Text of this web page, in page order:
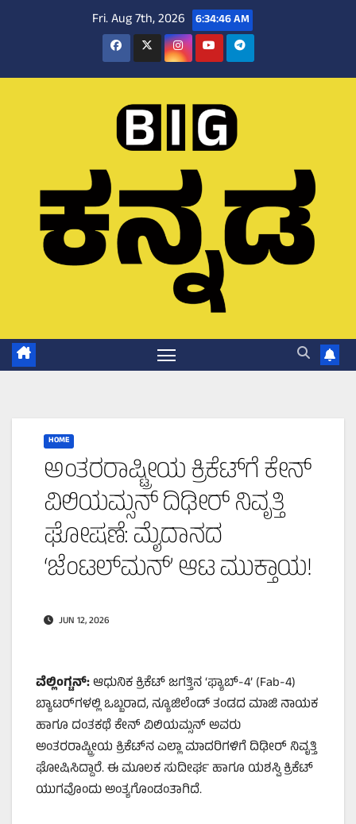
Fri. Aug 7th, 2026 6:34:47 AM
HOME
ಅಂತರರಾಷ್ಟ್ರೀಯ ಕ್ರಿಕೆಟ್‌ಗೆ ಕೇನ್
ವಿಲಿಯಮ್ಸನ್ ದಿಢೀರ್ ನಿವೃತ್ತಿ
ಘೋಷಣೆ: ಮೈದಾನದ
‘ಜೆಂಟಲ್‌ಮನ್’ ಆಟ ಮುಕ್ತಾಯ!
JUN 12, 2026
ವೆಲ್ಲಿಂಗ್ಟನ್:ಆಧುನಿಕ ಕ್ರಿಕೆಟ್ ಜಗತ್ತಿನ ‘ಫ್ಯಾಬ್-4’ (Fab-4)
ಬ್ಯಾಟರ್‌ಗಳಲ್ಲಿ ಒಬ್ಬರಾದ, ನ್ಯೂಜಿಲೆಂಡ್ ತಂಡದ ಮಾಜಿ ನಾಯಕ
ಹಾಗೂ ದಂತಕಥೆ ಕೇನ್ ವಿಲಿಯಮ್ಸನ್ ಅವರು
ಅಂತರರಾಷ್ಟ್ರೀಯ ಕ್ರಿಕೆಟ್‌ನ ಎಲ್ಲಾ ಮಾದರಿಗಳಿಗೆ ದಿಢೀರ್ ನಿವೃತ್ತಿ
ಘೋಷಿಸಿದ್ದಾರೆ. ಈ ಮೂಲಕ ಸುದೀರ್ಘ ಹಾಗೂ ಯಶಸ್ವಿ ಕ್ರಿಕೆಟ್
ಯುಗವೊಂದು ಅಂತ್ಯಗೊಂಡಂತಾಗಿದೆ.